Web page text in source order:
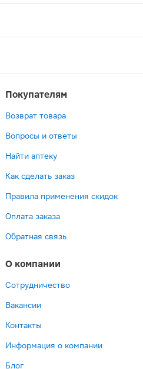
Покупателям
Возврат товара
Вопросы и ответы
Найти аптеку
Как сделать заказ
Правила применения скидок
Оплата заказа
Обратная связь
О компании
Сотрудничество
Вакансии
Контакты
Информация о компании
Блог